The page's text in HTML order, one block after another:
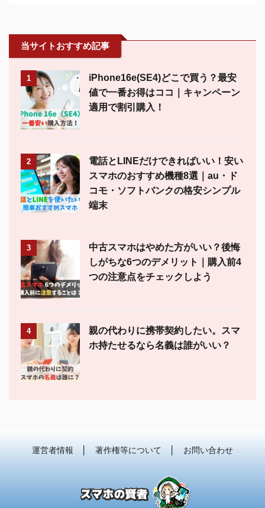
当サイトおすすめ記事
1
iPhone16e(SE4)どこで買う？最安
値で一番お得はココ｜キャンペーン
適用で割引購入！
2
電話とLINEだけできればいい！安い
スマホのおすすめ機種8選｜au・ド
コモ・ソフトバンクの格安シンプル
端末
3
中古スマホはやめた方がいい？後悔
しがちな6つのデメリット｜購入前4
つの注意点をチェックしよう
4
親の代わりに携帯契約したい。スマ
ホ持たせるなら名義は誰がいい？
運営者情報 著作権等について お問い合わせ